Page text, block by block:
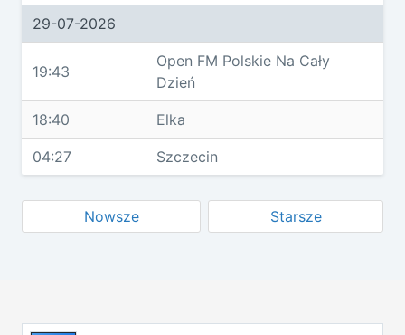
29-07-2026
19:43
Open FM Polskie Na Cały
Dzień
18:40 Elka
04:27 Szczecin
Nowsze Starsze